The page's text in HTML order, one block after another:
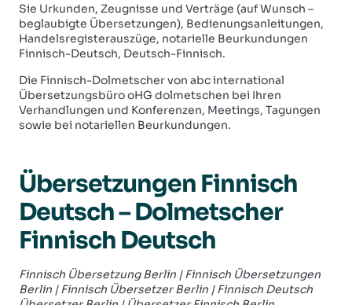
Sie Urkunden, Zeugnisse und Verträge (auf Wunsch –
beglaubigte Übersetzungen), Bedienungsanleitungen,
Handelsregisterauszüge, notarielle Beurkundungen
Finnisch-Deutsch, Deutsch-Finnisch.
Die Finnisch-Dolmetscher von abc international
Übersetzungsbüro oHG dolmetschen bei Ihren
Verhandlungen und Konferenzen, Meetings, Tagungen
sowie bei notariellen Beurkundungen.
Übersetzungen Finnisch
Deutsch – Dolmetscher
Finnisch Deutsch
Finnisch Übersetzung Berlin |Finnisch Übersetzungen
Berlin |Finnisch Übersetzer Berlin |Finnisch Deutsch